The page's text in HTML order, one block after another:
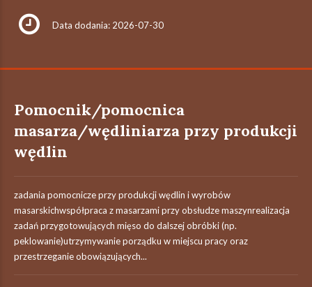
Data dodania: 2026-07-30
Pomocnik/pomocnica
masarza/wędliniarza przy produkcji
wędlin
zadania pomocnicze przy produkcji wędlin i wyrobów
masarskichwspółpraca z masarzami przy obsłudze maszynrealizacja
zadań przygotowujących mięso do dalszej obróbki (np.
peklowanie)utrzymywanie porządku w miejscu pracy oraz
przestrzeganie obowiązujących...